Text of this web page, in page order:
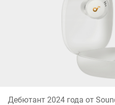
Дебютант 2024 года от